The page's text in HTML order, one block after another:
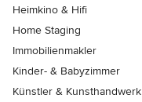
Heimkino & Hifi
Home Staging
Immobilienmakler
Kinder- & Babyzimmer
Künstler & Kunsthandwerk